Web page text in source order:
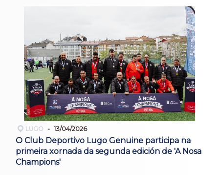
LUGO 13/04/2026
O Club Deportivo Lugo Genuine participa na
primeira xornada da segunda edición de 'A Nosa
Champions'